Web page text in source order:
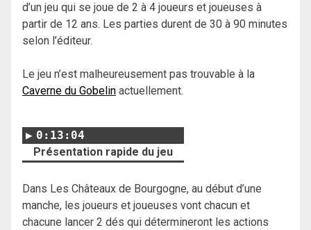
d’un jeu qui se joue de 2 à 4 joueurs et joueuses à
partir de 12 ans. Les parties durent de 30 à 90 minutes
selon l’éditeur.
Le jeu n’est malheureusement pas trouvable à la
Caverne du Gobelin actuellement.
0:13:04
Présentation rapide du jeu
Dans Les Châteaux de Bourgogne, au début d’une
manche, les joueurs et joueuses vont chacun et
chacune lancer 2 dés qui détermineront les actions